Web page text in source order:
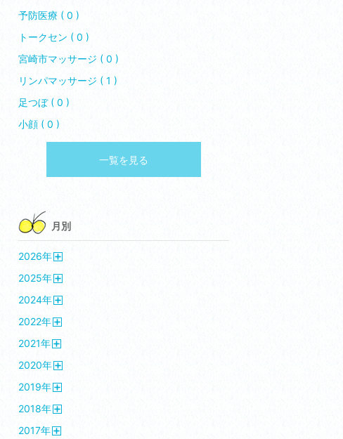
予防医療 ( 0 )
トークセン ( 0 )
宮崎市マッサージ ( 0 )
リンパマッサージ ( 1 )
足つぼ ( 0 )
小顔 ( 0 )
一覧を見る
月別
2026年
2025年
2024年
2022年
2021年
2020年
2019年
2018年
2017年